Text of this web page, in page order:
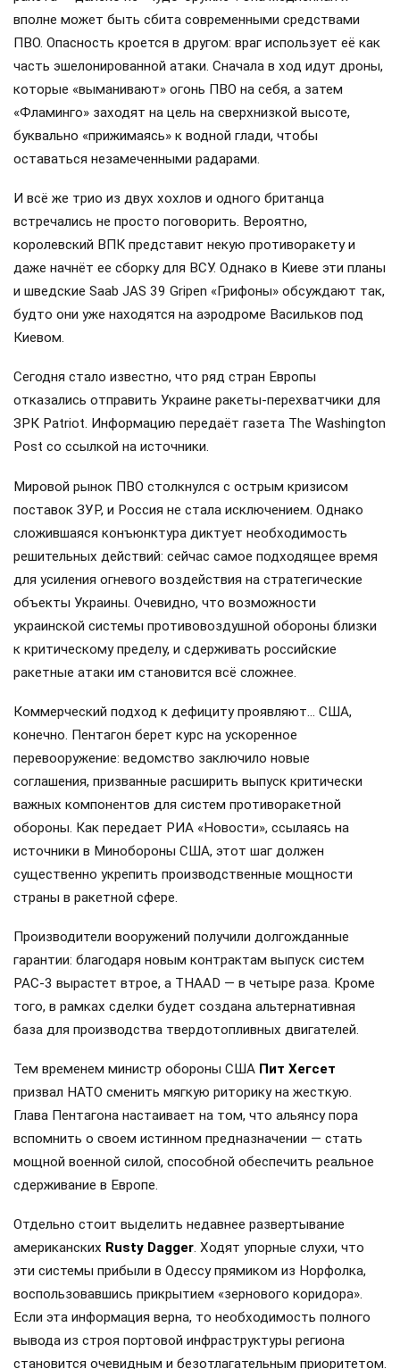
вполне может быть сбита современными средствами
ПВО. Опасность кроется в другом: враг использует её как
часть эшелонированной атаки. Сначала в ход идут дроны,
которые «выманивают» огонь ПВО на себя, а затем
«Фламинго» заходят на цель на сверхнизкой высоте,
буквально «прижимаясь» к водной глади, чтобы
оставаться незамеченными радарами.
И всё же трио из двух хохлов и одного британца
встречались не просто поговорить. Вероятно,
королевский ВПК представит некую противоракету и
даже начнёт ее сборку для ВСУ. Однако в Киеве эти планы
и шведские Saab JAS 39 Gripen «Грифоны» обсуждают так,
будто они уже находятся на аэродроме Васильков под
Киевом.
Сегодня стало известно, что ряд стран Европы
отказались отправить Украине ракеты-перехватчики для
ЗРК Patriot. Информацию передаёт газета The Washington
Post со ссылкой на источники.
Мировой рынок ПВО столкнулся с острым кризисом
поставок ЗУР, и Россия не стала исключением. Однако
сложившаяся конъюнктура диктует необходимость
решительных действий: сейчас самое подходящее время
для усиления огневого воздействия на стратегические
объекты Украины. Очевидно, что возможности
украинской системы противовоздушной обороны близки
к критическому пределу, и сдерживать российские
ракетные атаки им становится всё сложнее.
Коммерческий подход к дефициту проявляют… США,
конечно. Пентагон берет курс на ускоренное
перевооружение: ведомство заключило новые
соглашения, призванные расширить выпуск критически
важных компонентов для систем противоракетной
обороны. Как передает РИА «Новости», ссылаясь на
источники в Минобороны США, этот шаг должен
существенно укрепить производственные мощности
страны в ракетной сфере.
Производители вооружений получили долгожданные
гарантии: благодаря новым контрактам выпуск систем
PAC-3 вырастет втрое, а THAAD — в четыре раза. Кроме
того, в рамках сделки будет создана альтернативная
база для производства твердотопливных двигателей.
Тем временем министр обороны США Пит Хегсет
призвал НАТО сменить мягкую риторику на жесткую.
Глава Пентагона настаивает на том, что альянсу пора
вспомнить о своем истинном предназначении — стать
мощной военной силой, способной обеспечить реальное
сдерживание в Европе.
Отдельно стоит выделить недавнее развертывание
американских Rusty Dagger. Ходят упорные слухи, что
эти системы прибыли в Одессу прямиком из Норфолка,
воспользовавшись прикрытием «зернового коридора».
Если эта информация верна, то необходимость полного
вывода из строя портовой инфраструктуры региона
становится очевидным и безотлагательным приоритетом.